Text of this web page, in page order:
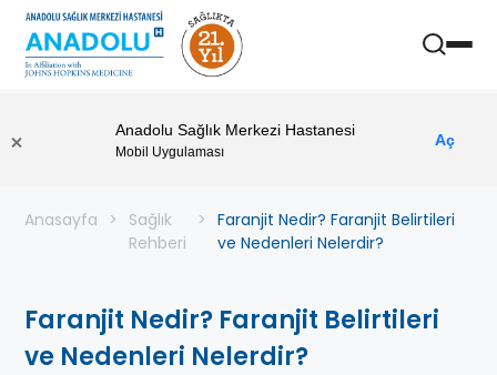
Anadolu Sağlık Merkezi Hastanesi
Mobil Uygulaması
Aç
Anasayfa
Sağlık
Rehberi
Faranjit Nedir? Faranjit Belirtileri
ve Nedenleri Nelerdir?
Faranjit Nedir? Faranjit Belirtileri
ve Nedenleri Nelerdir?